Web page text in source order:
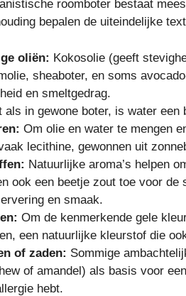
roomboter bestaat
bepalen de uiteindelijke
oliën: Kokosolie (geeft
sheaboter, en soms
en smeltgedrag.
als in gewone boter, is water een
Om olie en water te mengen
lecithine, gewonnen uit
Natuurlijke aroma’s helpen
ook een beetje zout toe voor
en smaak.
Om de kenmerkende gele
een natuurlijke kleurstof die
of zaden: Sommige
of amandel) als basis voor
hebt.